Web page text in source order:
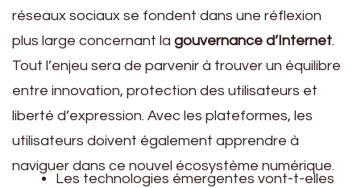
réseaux sociaux se fondent dans une réflexion
plus large concernant la gouvernance d’Internet.
Tout l’enjeu sera de parvenir à trouver un équilibre
entre innovation, protection des utilisateurs et
liberté d’expression. Avec les plateformes, les
utilisateurs doivent également apprendre à
naviguer dans ce nouvel écosystème numérique.
Les technologies émergentes vont-t-elles